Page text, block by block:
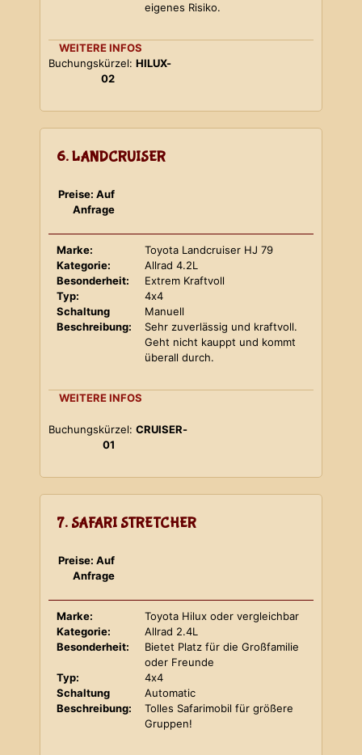
eigenes Risiko.
WEITERE INFOS
Buchungskürzel: HILUX-
02
6. LANDCRUISER
Preise: Auf
Anfrage
Marke:
Toyota Landcruiser HJ 79
Kategorie:
Allrad 4.2L
Besonderheit:
Extrem Kraftvoll
Typ:
4x4
Schaltung
Manuell
Beschreibung:
Sehr zuverlässig und kraftvoll.
Geht nicht kauppt und kommt
überall durch.
WEITERE INFOS
Buchungskürzel: CRUISER-
01
7. SAFARI STRETCHER
Preise: Auf
Anfrage
Marke:
Toyota Hilux oder vergleichbar
Kategorie:
Allrad 2.4L
Besonderheit:
Bietet Platz für die Großfamilie
oder Freunde
Typ:
4x4
Schaltung
Automatic
Beschreibung:
Tolles Safarimobil für größere
Gruppen!